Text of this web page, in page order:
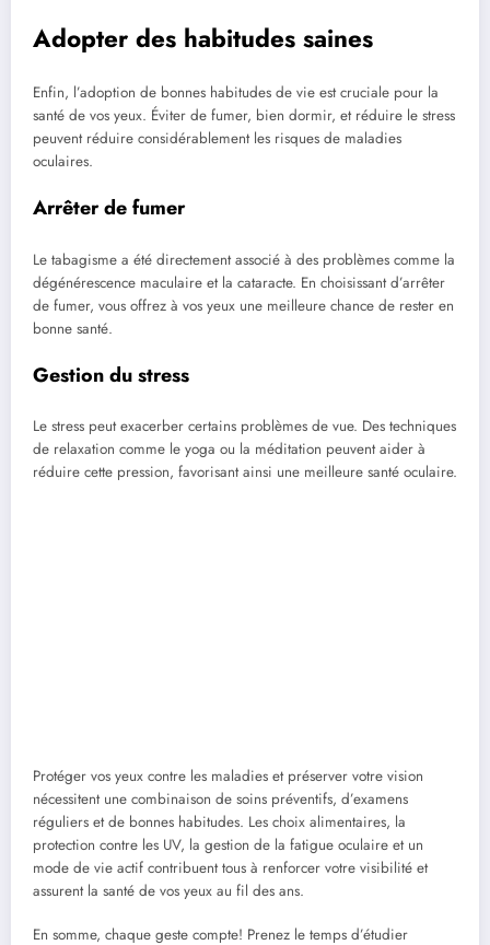
Adopter des habitudes saines
Enfin, l’adoption de bonnes habitudes de vie est cruciale pour la
santé de vos yeux. Éviter de fumer, bien dormir, et réduire le stress
peuvent réduire considérablement les risques de maladies
oculaires.
Arrêter de fumer
Le tabagisme a été directement associé à des problèmes comme la
dégénérescence maculaire et la cataracte. En choisissant d’arrêter
de fumer, vous offrez à vos yeux une meilleure chance de rester en
bonne santé.
Gestion du stress
Le stress peut exacerber certains problèmes de vue. Des techniques
de relaxation comme le yoga ou la méditation peuvent aider à
réduire cette pression, favorisant ainsi une meilleure santé oculaire.
Protéger vos yeux contre les maladies et préserver votre vision
nécessitent une combinaison de soins préventifs, d’examens
réguliers et de bonnes habitudes. Les choix alimentaires, la
protection contre les UV, la gestion de la fatigue oculaire et un
mode de vie actif contribuent tous à renforcer votre visibilité et
assurent la santé de vos yeux au fil des ans.
En somme, chaque geste compte! Prenez le temps d’étudier